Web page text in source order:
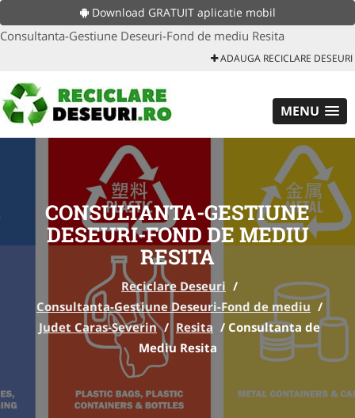
Download GRATUIT aplicatie mobil
Consultanta-Gestiune Deseuri-Fond de mediu Resita
ADAUGA RECICLARE DESEURI
MENU
CONSULTANTA-GESTIUNE
DESEURI-FOND DE MEDIU
RESITA
Reciclare Deseuri /
Consultanta-Gestiune Deseuri-Fond de mediu /
Judet Caras-Severin / Resita / Consultanta de
Mediu Resita